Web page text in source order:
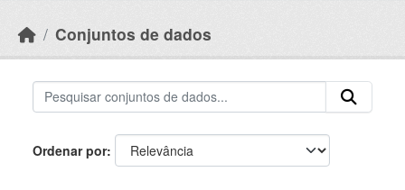
Conjuntos de dados
Ordenar por